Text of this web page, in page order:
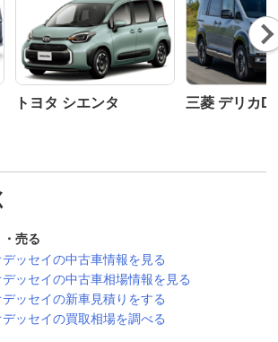
トヨタ シエンタ 三菱 デリカD:5
Nex
t
・売る
デッセイの中古車情報を見る
デッセイの中古車相場情報を見る
デッセイの新車見積りをする
デッセイの買取相場を調べる